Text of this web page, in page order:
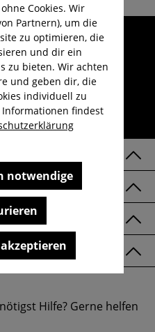
ab 29,-€
Werktage
Retoure
Hilfe? Gerne helfen
Cookies. Wir
Partnern), um die
zu optimieren, die
und dir ein
zu bieten. Wir achten
und geben dir, die
individuell zu
findest
notwendige